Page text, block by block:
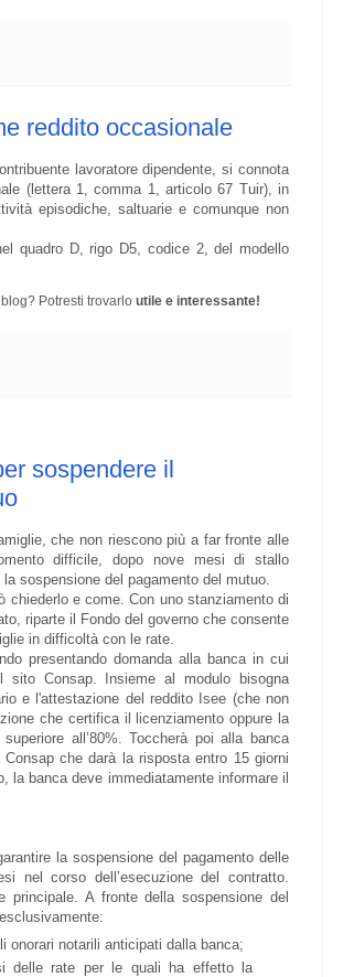
reddito occasionale
lavoratore dipendente, si connota
(lettera 1, comma 1, articolo 67 Tuir), in
episodiche, saltuarie e comunque non
quadro D, rigo D5, codice 2, del modello
Potresti trovarlo utile e interessante!
sospendere il
che non riescono più a far fronte alle
difficile, dopo nove mesi di stallo
sospensione del pagamento del mutuo.
e come. Con uno stanziamento di
riparte il Fondo del governo che consente
in difficoltà con le rate.
presentando domanda alla banca in cui
Consap. Insieme al modulo bisogna
e l'attestazione del reddito Isee (che non
che certifica il licenziamento oppure la
all’80%. Toccherà poi alla banca
che darà la risposta entro 15 giorni
la banca deve immediatamente informare il
la sospensione del pagamento delle
nel corso dell’esecuzione del contratto.
A fronte della sospensione del
onorari notarili anticipati dalla banca;
delle rate per le quali ha effetto la